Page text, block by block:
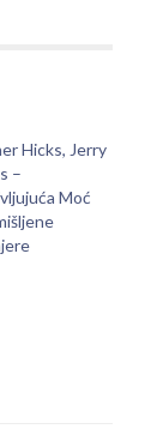
Hicks, Jerry
–
Moć